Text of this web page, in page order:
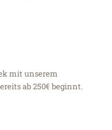
mit unserem
ab 250€ beginnt.